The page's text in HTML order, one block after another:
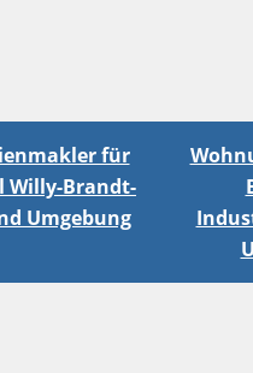
für
Willy-Brandt-
Umgebung